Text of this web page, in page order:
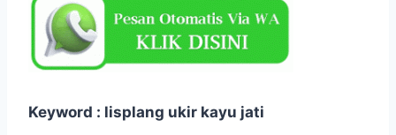
Keyword : lisplang ukir kayu jati